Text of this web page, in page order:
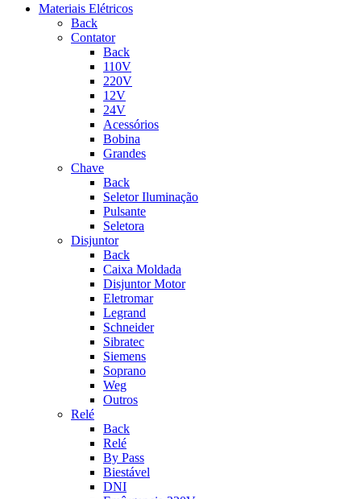
Materiais Elétricos
Back
Contator
Back
110V
220V
12V
24V
Acessórios
Bobina
Grandes
Chave
Back
Seletor Iluminação
Pulsante
Seletora
Disjuntor
Back
Caixa Moldada
Disjuntor Motor
Eletromar
Legrand
Schneider
Sibratec
Siemens
Soprano
Weg
Outros
Relé
Back
Relé
By Pass
Biestável
DNI